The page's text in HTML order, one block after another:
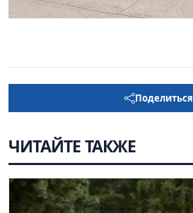
Поделиться
ЧИТАЙТЕ ТАКЖЕ